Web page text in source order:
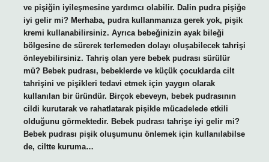
ve pişiğin iyileşmesine yardımcı olabilir. Dalin pudra pişiğe
iyi gelir mi? Merhaba, pudra kullanmanıza gerek yok, pişik
kremi kullanabilirsiniz. Ayrıca bebeğinizin ayak bileği
bölgesine de sürerek terlemeden dolayı oluşabilecek tahrişi
önleyebilirsiniz. Tahriş olan yere bebek pudrası sürülür
mü? Bebek pudrası, bebeklerde ve küçük çocuklarda cilt
tahrişini ve pişikleri tedavi etmek için yaygın olarak
kullanılan bir üründür. Birçok ebeveyn, bebek pudrasının
cildi kurutarak ve rahatlatarak pişikle mücadelede etkili
olduğunu görmektedir. Bebek pudrası tahrişe iyi gelir mi?
Bebek pudrası pişik oluşumunu önlemek için kullanılabilse
de, ciltte kuruma…